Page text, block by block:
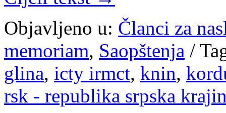
Objavljeno u: Članci za
memoriam, Saopštenja /
glina, icty irmct, knin,
rsk - republika srpska